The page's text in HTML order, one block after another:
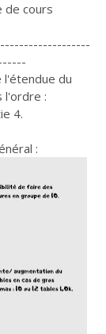
de cours
l'étendue du
l'ordre :
4.
: